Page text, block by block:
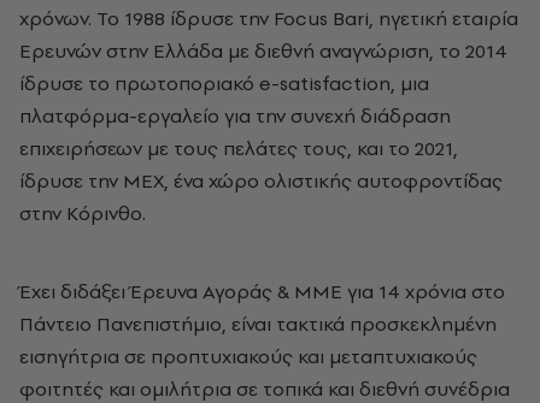
χρόνων. Το 1988 ίδρυσε την Focus Bari, ηγετική εταιρία
Ερευνών στην Ελλάδα με διεθνή αναγνώριση, το 2014
ίδρυσε το πρωτοποριακό e-satisfaction, μια
πλατφόρμα-εργαλείο για την συνεχή διάδραση
επιχειρήσεων με τους πελάτες τους, και το 2021,
ίδρυσε την ΜΕΧ, ένα χώρο ολιστικής αυτοφροντίδας
στην Κόρινθο.
Έχει διδάξει Έρευνα Αγοράς & ΜΜΕ για 14 χρόνια στο
Πάντειο Πανεπιστήμιο, είναι τακτικά προσκεκλημένη
εισηγήτρια σε προπτυχιακούς και μεταπτυχιακούς
φοιτητές και ομιλήτρια σε τοπικά και διεθνή συνέδρια